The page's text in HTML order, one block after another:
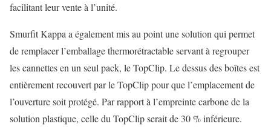
facilitant leur vente à l’unité.
Smurfit Kappa a également mis au point une solution qui permet
de remplacer l’emballage thermorétractable servant à regrouper
les cannettes en un seul pack, le TopClip. Le dessus des boîtes est
entièrement recouvert par le TopClip pour que l’emplacement de
l’ouverture soit protégé. Par rapport à l’empreinte carbone de la
solution plastique, celle du TopClip serait de 30 % inférieure.